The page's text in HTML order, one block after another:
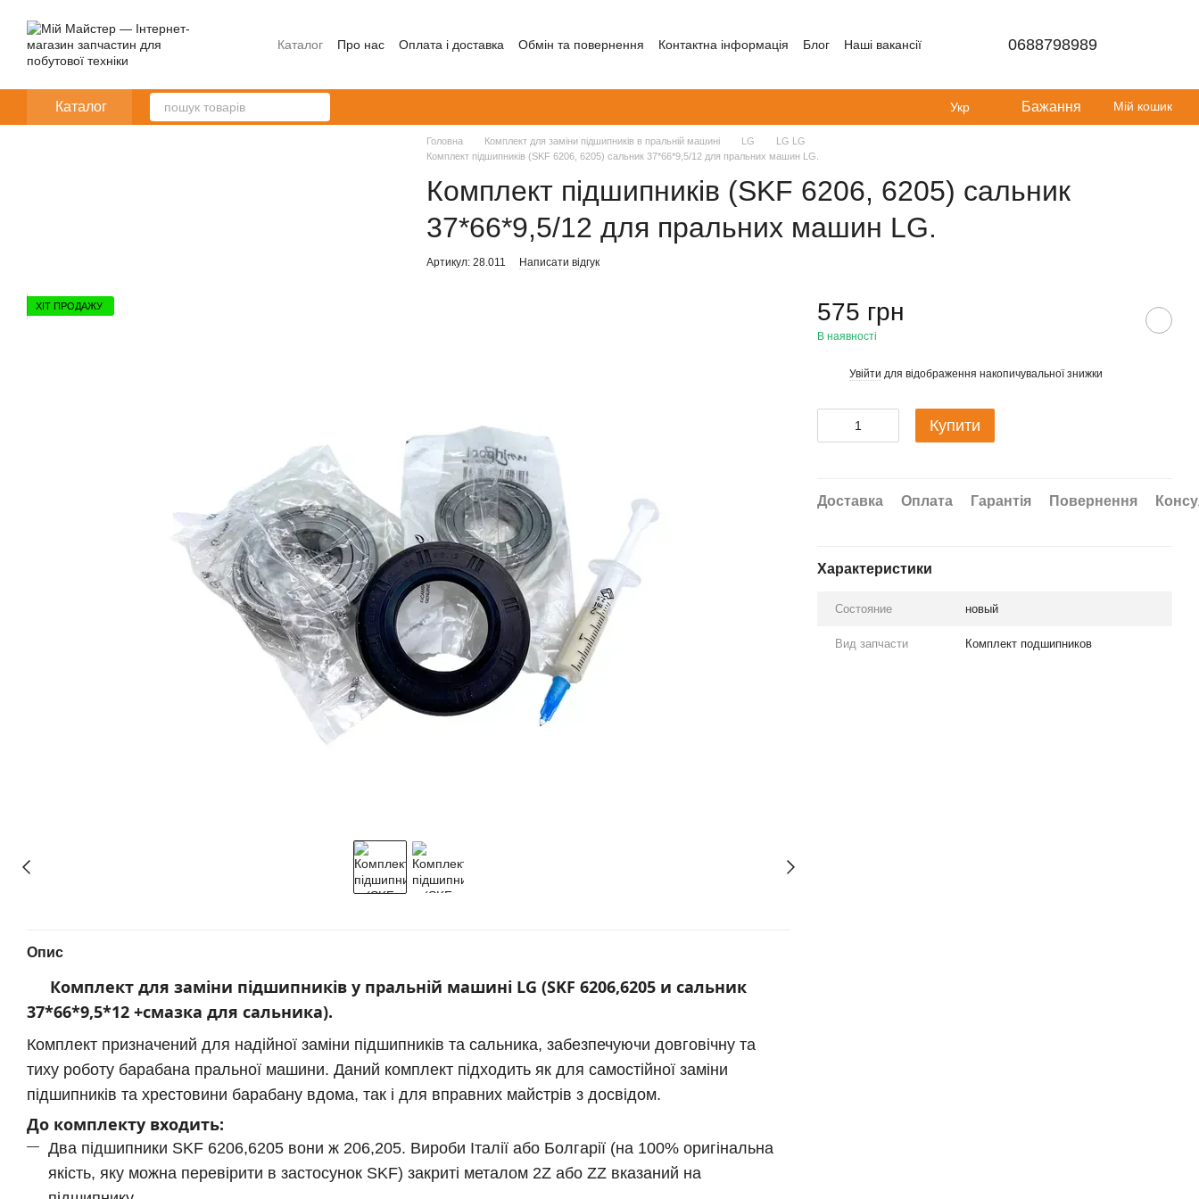
Каталог Про нас Оплата і доставка Обмін та повернення Контактна інформація Блог Наші вакансії 0688798989
Каталог Укр Бажання Мій кошик
Головна Комплект для заміни підшипників в пральній машині LG
LG LG
Комплект підшипників (SKF 6206, 6205) сальник 37*66*9,5/12 для пральних машин LG.
Комплект підшипників (SKF 6206, 6205) сальник
37*66*9,5/12 для пральних машин LG.
Артикул: 28.011 Написати відгук
575 грн
В наявності
Увійти для відображення накопичувальної знижки
Купити
Доставка Оплата Гарантія Повернення
Характеристики
Состояние новый
Вид запчасти Комплект подшипников
ХІТ ПРОДАЖУ
Опис
Комплект для заміни підшипників у пральній машині LG (SKF 6206,6205 и сальник
37*66*9,5*12 +смазка для сальника).
Комплект призначений для надійної заміни підшипників та сальника, забезпечуючи довговічну та
тиху роботу барабана пральної машини. Даний комплект підходить як для самостійної заміни
підшипників та хрестовини барабану вдома, так і для вправних майстрів з досвідом.
До комплекту входить:
Два підшипники SKF 6206,6205 вони ж 206,205. Вироби Італії або Болгарії (на 100% оригінальна
якість, яку можна перевірити в застосунок SKF) закриті металом 2Z або ZZ вказаний на